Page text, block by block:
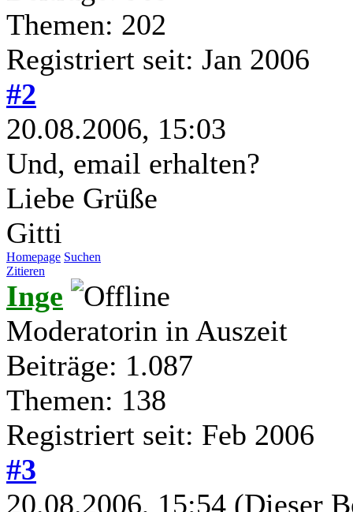
Themen: 202
Registriert seit: Jan 2006
#2
20.08.2006, 15:03
Und, email erhalten?
Liebe Grüße
Gitti
Homepage Suchen
Zitieren
Inge
Moderatorin in Auszeit
Beiträge: 1.087
Themen: 138
Registriert seit: Feb 2006
#3
20.08.2006, 15:54 (Dieser